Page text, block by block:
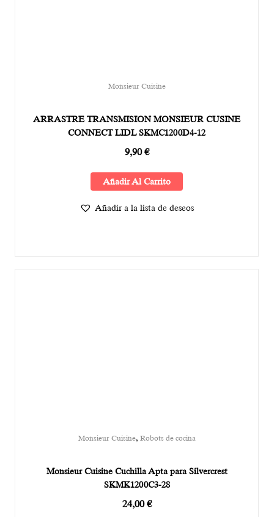
Monsieur Cuisine
ARRASTRE TRANSMISION MONSIEUR CUSINE
CONNECT LIDL SKMC1200D4-12
9,90€
Añadir Al Carrito
Añadir a la lista de deseos
Monsieur Cuisine, Robots de cocina
Monsieur Cuisine Cuchilla Apta para Silvercrest
SKMK1200C3-28
24,00€